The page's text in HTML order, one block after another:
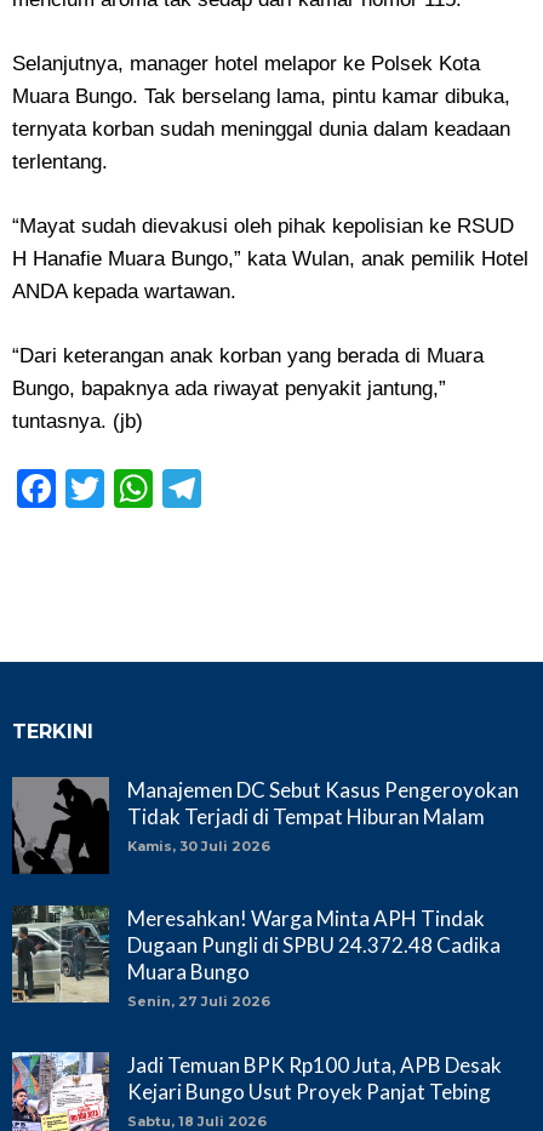
Selanjutnya, manager hotel melapor ke Polsek Kota
Muara Bungo. Tak berselang lama, pintu kamar dibuka,
ternyata korban sudah meninggal dunia dalam keadaan
terlentang.
“Mayat sudah dievakusi oleh pihak kepolisian ke RSUD
H Hanafie Muara Bungo,” kata Wulan, anak pemilik Hotel
ANDA kepada wartawan.
“Dari keterangan anak korban yang berada di Muara
Bungo, bapaknya ada riwayat penyakit jantung,”
tuntasnya. (jb)
Facebook
TwitterWhatsApp
TERKINI
Manajemen DC Sebut Kasus Pengeroyokan
Tidak Terjadi di Tempat Hiburan Malam
Kamis, 30 Juli 2026
Meresahkan! Warga Minta APH Tindak
Dugaan Pungli di SPBU 24.372.48 Cadika
Muara Bungo
Senin, 27 Juli 2026
Jadi Temuan BPK Rp100 Juta, APB Desak
Kejari Bungo Usut Proyek Panjat Tebing
Sabtu, 18 Juli 2026